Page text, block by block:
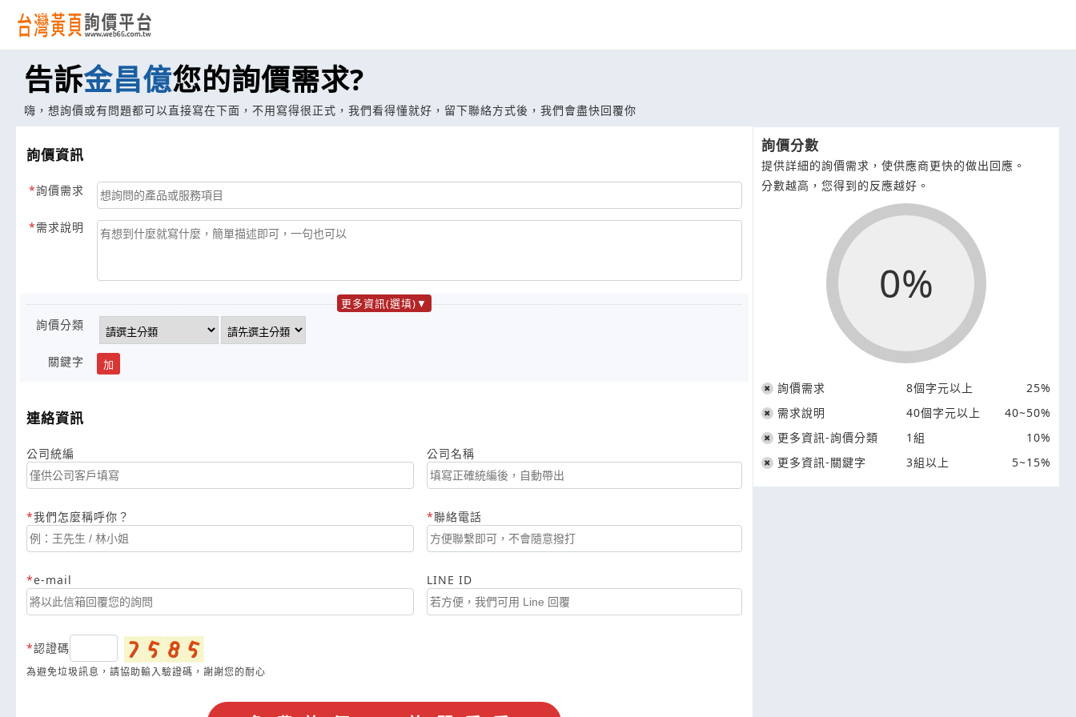
告訴金昌億您的詢價需求?
嗨，想詢價或有問題都可以直接寫在下面，不用寫得很正式，我們看得懂就好，留下聯絡方式後，我們會盡快回覆你
詢價資訊
詢價需求
需求說明
更多資訊(選填)
詢價分類
關鍵字 加
連絡資訊
公司統編 公司名稱
我們怎麼稱呼你？ 聯絡電話
e-mail LINE ID
認證碼
為避免垃圾訊息，請協助輸入驗證碼，謝謝您的耐心
詢價分數
提供詳細的詢價需求，使供應商更快的做出回應。
分數越高，您得到的反應越好。
0%
詢價需求 8個字元以上
25%
需求說明
40個字元以上
40~50%
更多資訊-詢價分類
1組
10%
更多資訊-關鍵字
3組以上 5~15%